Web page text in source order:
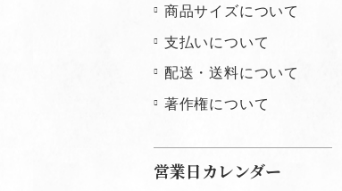
商品サイズについて
支払いについて
配送・送料について
著作権について
営業日カレンダー